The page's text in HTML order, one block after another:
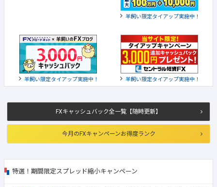
FXキャッシュバック全一覧【随時更新】
今月のFXキャンペーンお得度ランク
特選！期間限定スプレッド縮小キャンペーン
羊飼い限定タイアップ実施中！
羊飼い限定タイアップ実施中！ 羊飼い限定タイアップ実施中！